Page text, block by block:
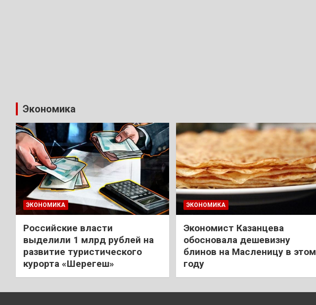
Экономика
ЭКОНОМИКА
Российские власти
выделили 1 млрд рублей на
развитие туристического
курорта «Шерегеш»
ЭКОНОМИКА
Экономист Казанцева
обосновала дешевизну
блинов на Масленицу в этом
году